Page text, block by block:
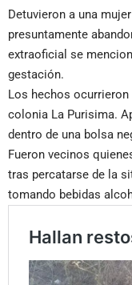
Detuvieron a una
presuntamente
extraoficial se
gestación.
Los hechos
colonia La Purisima.
dentro de una bolsa
Fueron vecinos
tras percatarse de la
tomando bebidas